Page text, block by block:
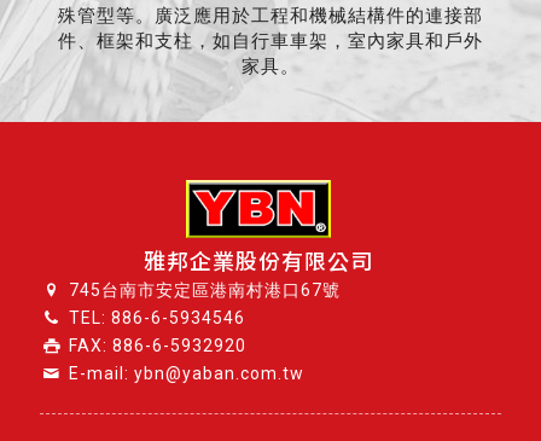
殊管型等。廣泛應用於工程和機械結構件的連接部
件、框架和支柱，如自行車車架，室內家具和戶外
家具。
雅邦企業股份有限公司
745台南市安定區港南村港口67號
TEL:886-6-5934546
FAX: 886-6-5932920
E-mail: ybn@yaban.com.tw